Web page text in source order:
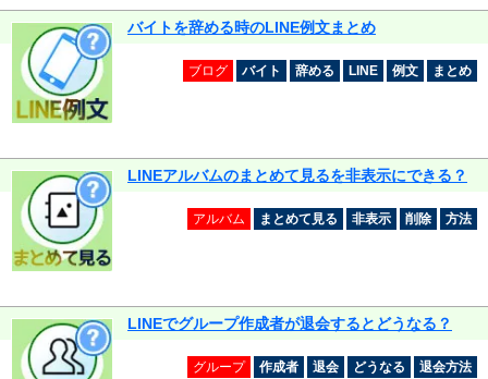
バイトを辞める時のLINE例文まとめ
ブログ バイト 辞める LINE 例文 まとめ
LINEアルバムのまとめて見るを非表示にできる？
アルバム まとめて見る 非表示 削除 方法
LINEでグループ作成者が退会するとどうなる？
グループ 作成者 退会 どうなる 退会方法